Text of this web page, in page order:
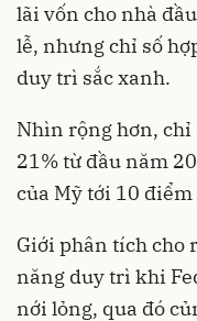
lãi vốn cho nhà
lễ, nhưng chỉ số
duy trì sắc xanh.
Nhìn rộng hơn, chỉ
21% từ đầu năm
của Mỹ tới 10
Giới phân tích cho
năng duy trì khi
nới lỏng, qua đó